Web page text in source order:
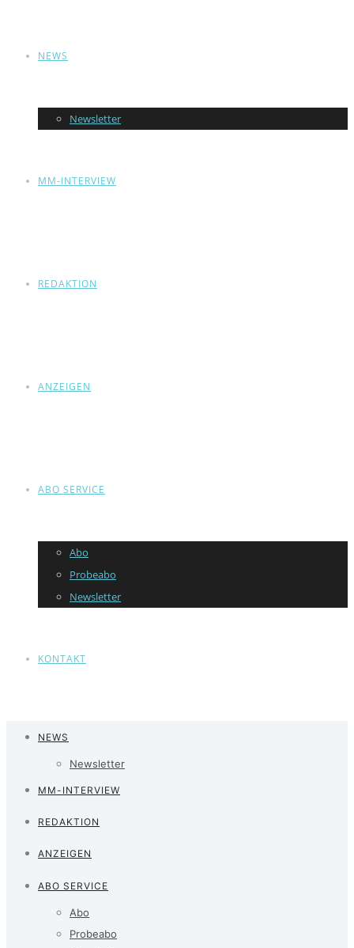
NEWS
Newsletter
MM-INTERVIEW
REDAKTION
ANZEIGEN
ABO SERVICE
Abo
Probeabo
Newsletter
KONTAKT
NEWS
Newsletter
MM-INTERVIEW
REDAKTION
ANZEIGEN
ABO SERVICE
Abo
Probeabo